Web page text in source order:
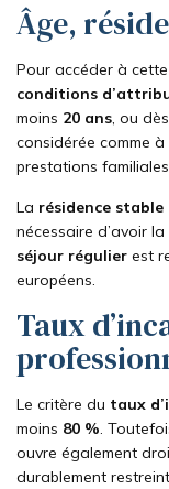
Âge,
Pour accéder à cette
conditions
moins 20 ans, ou
considérée comme
prestations
La résidence stable
nécessaire d’avoir
séjour régulier est
européens.
Taux
Le critère du taux
moins 80 %.
ouvre également
durablement